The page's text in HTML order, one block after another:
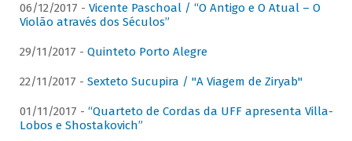
06/12/2017 - Vicente Paschoal / “O Antigo e O Atual – O
Violão através dos Séculos”
29/11/2017 - Quinteto Porto Alegre
22/11/2017 - Sexteto Sucupira / "A Viagem de Ziryab"
01/11/2017 - “Quarteto de Cordas da UFF apresenta Villa-
Lobos e Shostakovich”